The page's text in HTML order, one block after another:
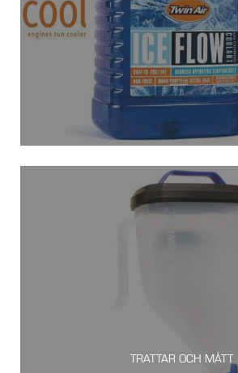
TRATTAR OCH MÅTT